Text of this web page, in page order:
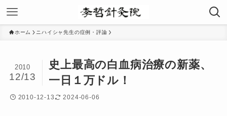
ホーム ニハイシャ先生の症例・評論
史上最高の白血病治療の新薬、
一日１万ドル！
2010
12/13
2010-12-13 2024-06-06